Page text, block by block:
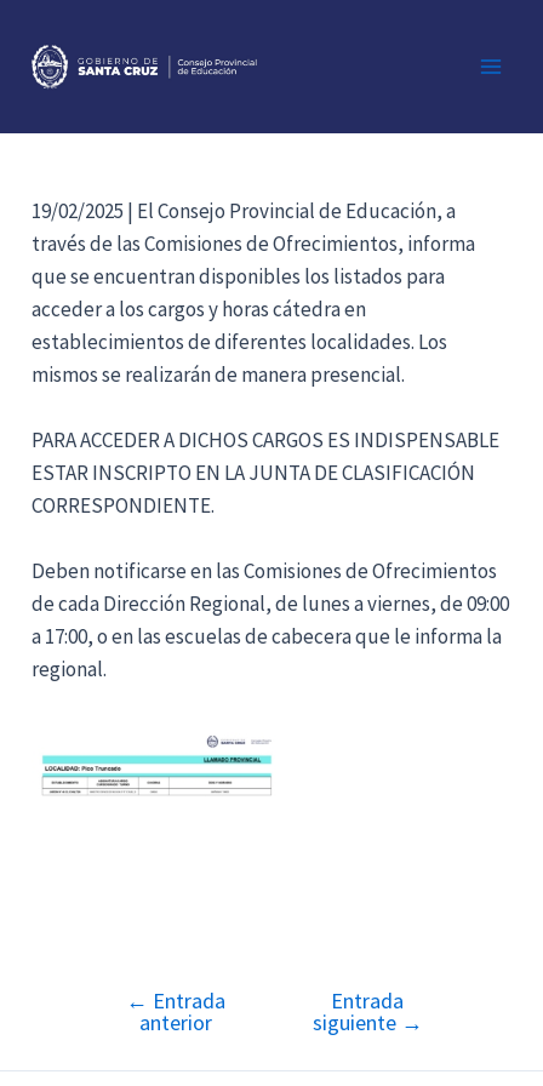
contenido
19/02/2025 | El Consejo Provincial de Educación, a
través de las Comisiones de Ofrecimientos, informa
que se encuentran disponibles los listados para
acceder a los cargos y horas cátedra en
establecimientos de diferentes localidades. Los
mismos se realizarán de manera presencial.
PARA ACCEDER A DICHOS CARGOS ES INDISPENSABLE
ESTAR INSCRIPTO EN LA JUNTA DE CLASIFICACIÓN
CORRESPONDIENTE.
Deben notificarse en las Comisiones de Ofrecimientos
de cada Dirección Regional, de lunes a viernes, de 09:00
a 17:00, o en las escuelas de cabecera que le informa la
regional.
Navegación
entradas
← Entrada
anterior
Entrada
siguiente →